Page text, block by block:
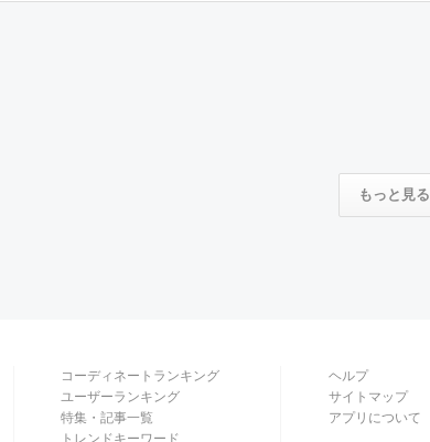
もっと見る
コーディネートランキング
ユーザーランキング
特集・記事一覧
トレンドキーワード
ヘルプ
サイトマップ
アプリについて